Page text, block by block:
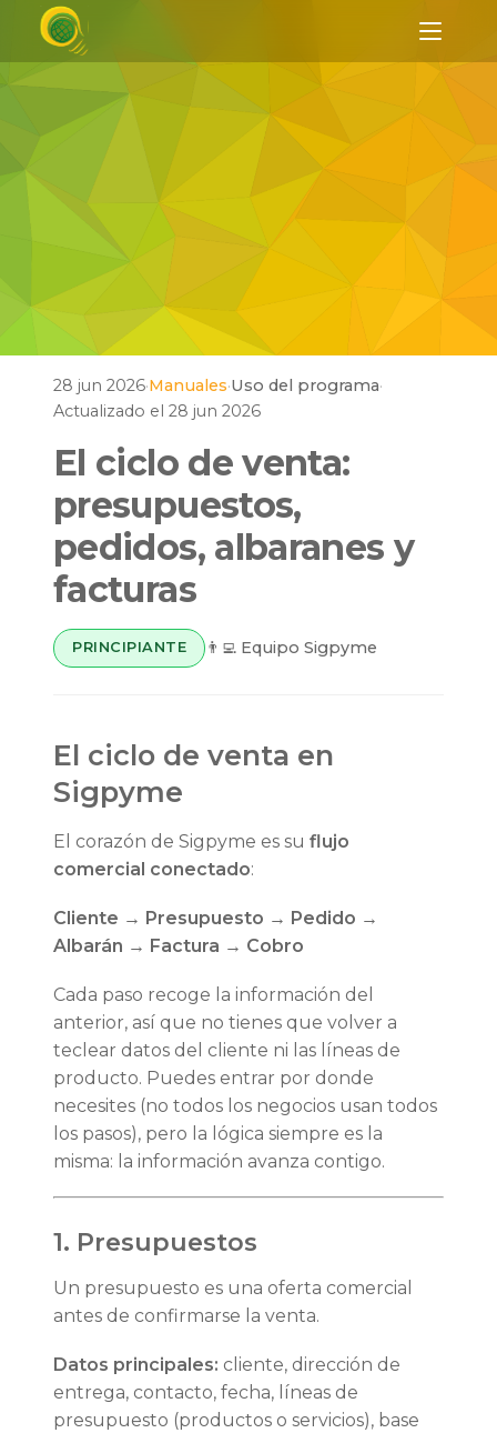
28 jun 2026·Manuales·Uso del programa·
Actualizado el 28 jun 2026
El ciclo de venta:
presupuestos,
pedidos, albaranes y
facturas
PRINCIPIANTE 👨‍💻 Equipo Sigpyme
El ciclo de venta en
Sigpyme
El corazón de Sigpyme es su flujo
comercial conectado:
Cliente → Presupuesto → Pedido →
Albarán → Factura → Cobro
Cada paso recoge la información del
anterior, así que no tienes que volver a
teclear datos del cliente ni las líneas de
producto. Puedes entrar por donde
necesites (no todos los negocios usan todos
los pasos), pero la lógica siempre es la
misma: la información avanza contigo.
1. Presupuestos
Un presupuesto es una oferta comercial
antes de confirmarse la venta.
Datos principales: cliente, dirección de
entrega, contacto, fecha, líneas de
presupuesto (productos o servicios), base